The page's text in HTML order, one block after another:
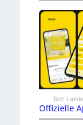
Bild:
Offizielle